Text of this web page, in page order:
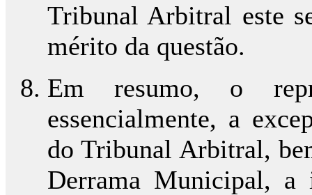
Tribunal Arbitral este
mérito da questão.
Em resumo, o
essencialmente, a
do Tribunal Arbitral,
Derrama Municipal, a